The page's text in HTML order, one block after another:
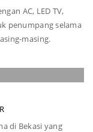
AC, LED TV,
penumpang selama
masing.
di Bekasi yang